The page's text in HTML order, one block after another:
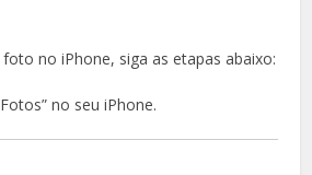
no iPhone, siga as etapas abaixo:
no seu iPhone.